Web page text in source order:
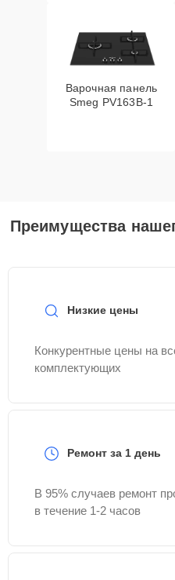
Варочная панель
Smeg PV163B-1
Преимущества
Низкие цены
Конкурентные цены на
комплектующих
Ремонт за 1 день
В 95% случаев ремонт
в течение 1-2 часов